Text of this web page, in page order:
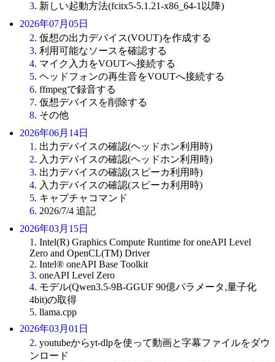
3. 新しい起動方法(fcitx5-5.1.21-x86_64-1以降)
2026年07月05日
2. 仮想の出力デバイス(VOUT)を作成する
3. 利用可能なソースを確認する
4. マイク入力をVOUTへ接続する
5. ヘッドフォンの再生音をVOUTへ接続する
6. ffmpegで録音する
7. 仮想デバイスを削除する
8. その他
2026年06月14日
1 . 出力デバイスの確認(ヘッドホン利用時)
2. 入力デバイスの確認(ヘッドホン利用時)
3. 出力デバイスの確認(スピーカ利用時)
4. 入力デバイスの確認(スピーカ利用時)
5. キャプチャコマンド
6. 2026/7/4 追記
2026年03月15日
1 . Intel(R) Graphics Compute Runtime for oneAPI Level
Zero and OpenCL(TM) Driver
2. Intel® oneAPI Base Toolkit
3. oneAPI Level Zero
4. モデル(Qwen3.5-9B-GGUF 90億パラメータ,量子化
4bit)の取得
5. llama.cpp
2026年03月01日
2. youtubeからyt-dlpを使って動画と字幕ファイルをダウ
ンロード